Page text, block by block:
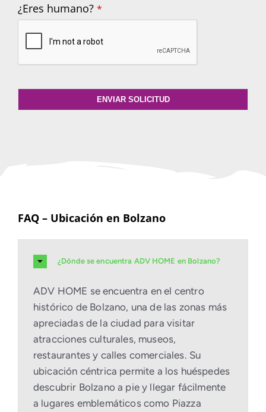
¿Eres humano? *
ENVIAR SOLICITUD
FAQ – Ubicación en Bolzano
¿Dónde se encuentra ADV HOME en Bolzano?
ADV HOME se encuentra en el centro
histórico de Bolzano, una de las zonas más
apreciadas de la ciudad para visitar
atracciones culturales, museos,
restaurantes y calles comerciales. Su
ubicación céntrica permite a los huéspedes
descubrir Bolzano a pie y llegar fácilmente
a lugares emblemáticos como Piazza